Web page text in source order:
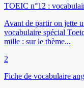
TOEIC n°12 :
Avant de partir on jette
vocabulaire spécial
mille : sur le thème...
2
Fiche de vocabulaire